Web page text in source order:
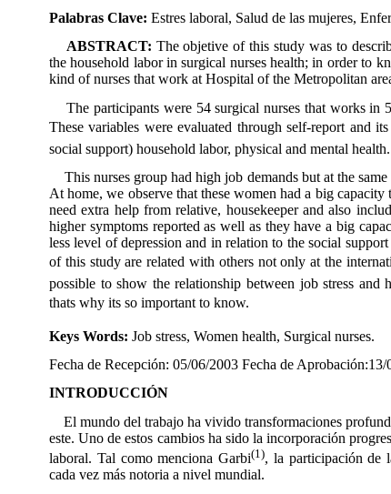
Palabras Clave: Estres laboral, Salud de las mujeres,
ABSTRACT: The objetive of this study was to
the household labor in surgical nurses health; in order to
kind of nurses that work at Hospital of the Metropolitan
The participants were 54 surgical nurses that works in
These variables were evaluated through self-report and
social support) household labor, physical and mental health.
This nurses group had high job demands but at the
At home, we observe that these women had a big
need extra help from relative, housekeeper and also
higher symptoms reported as well as they have a big
less level of depression and in relation to the social
of this study are related with others not only at the
possible to show the relationship between job stress
thats why its so important to know.
Keys Words: Job stress, Women health, Surgical nurses.
Fecha de Recepción: 05/06/2003 Fecha de Aprobación:13/
INTRODUCCIÓN
El mundo del trabajo ha vivido transformaciones
este. Uno de estos cambios ha sido la incorporación
laboral. Tal como menciona Garbi(1), la participación de
cada vez más notoria a nivel mundial.